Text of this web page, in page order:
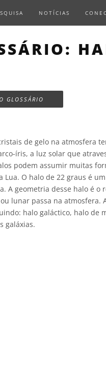
NOTÍCIAS
GLOSSÁRIO
de gelo na atmosfera
íris, a luz solar que
podem assumir muitas
O halo de 22 graus é
A geometria desse halo é o
lunar passa na atmosfera.
halo galáctico, halo de
galáxias.